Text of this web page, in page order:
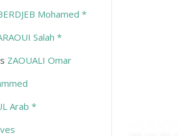
Mohamed *
Salah *
ZAOUALI Omar
Arab *